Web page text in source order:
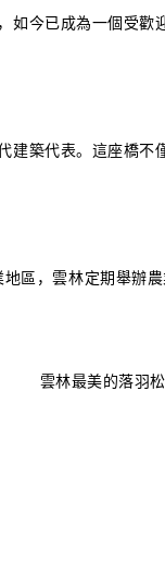
如今已成為一個受
建築代表。這座橋
區，雲林定期舉辦
雲林最美的落羽